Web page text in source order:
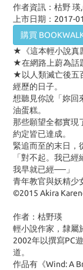
作者資訊：枯野 瑛
上市日期：2017-
購買
★《這本輕小說真
★在網路上蔚為話
★以人類滅亡後五
經歷的日子。
想聽見你說「妳回
油蛋糕。
那些願望全都實現
約定皆已達成。
緊追而至的末日，
「對不起。我已
我早就已經──」
青年教官與妖精少
©2015 Akira
作者：枯野瑛
輕小說作家，隸屬
2002年以撰寫PC
道。
作品有《Wind: A